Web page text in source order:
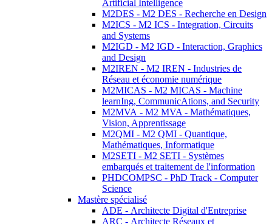
Artificial Intelligence
M2DES - M2 DES - Recherche en Design
M2ICS - M2 ICS - Integration, Circuits
and Systems
M2IGD - M2 IGD - Interaction, Graphics
and Design
M2IREN - M2 IREN - Industries de
Réseau et économie numérique
M2MICAS - M2 MICAS - Machine
learnIng, CommunicAtions, and Security
M2MVA - M2 MVA - Mathématiques,
Vision, Apprentissage
M2QMI - M2 QMI - Quantique,
Mathématiques, Informatique
M2SETI - M2 SETI - Systèmes
embarqués et traitement de l'information
PHDCOMPSC - PhD Track - Computer
Science
Mastère spécialisé
ADE - Architecte Digital d'Entreprise
ARC - Architecte Réseaux et